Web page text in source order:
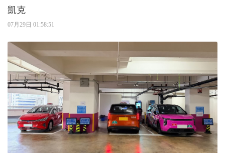
凱克
07月29日 01:58:51